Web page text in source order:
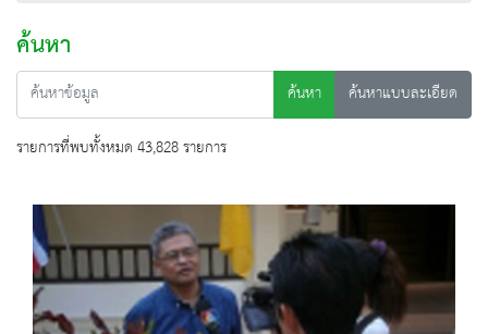
ค้นหา
ค้นหา
ค้นหาแบบละเอียด
รายการที่พบทั้งหมด 43,828 รายการ